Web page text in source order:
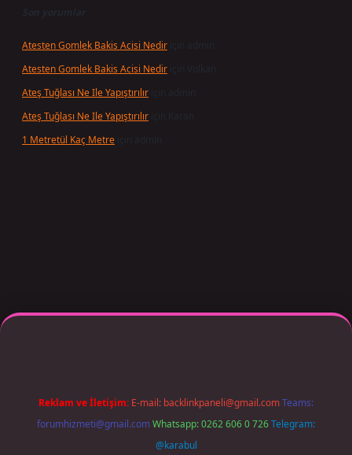
Son yorumlar
Atesten Gomlek Bakis Acisi Nedir için
Atesten Gomlek Bakis Acisi Nedir için
Ateş Tuğlası Ne Ile Yapıştırılır için
Ateş Tuğlası Ne Ile Yapıştırılır için
1 Metretül Kaç Metre için
giriş adresi güncellendibetexper.xyzm elexbet
Reklam ve İletişim: E-mail: backlinkpaneli@gmail.comTeams:
forumhizmeti@gmail.comWhatsapp: 0262 606 0 726Telegram:
@karabul